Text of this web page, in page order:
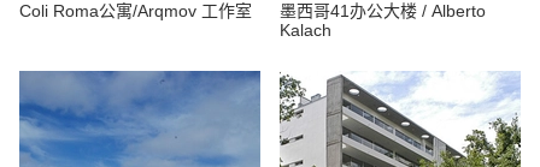
Coli Roma公寓/Arqmov 工作室
墨西哥41办公大楼 / Alberto
Kalach